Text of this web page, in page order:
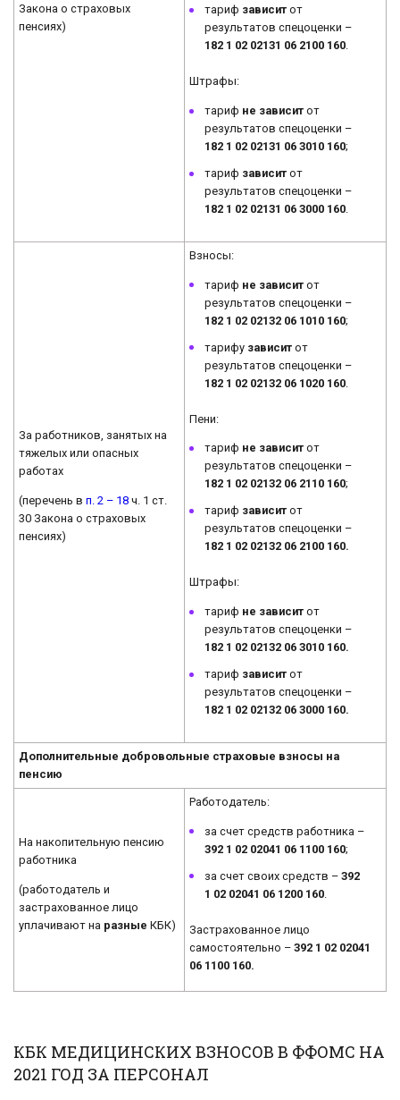
Закона о страховых
пенсиях)
тариф зависит от
результатов спецоценки –
182 1 02 02131 06 2100 160.
Штрафы:
тариф не зависит от
результатов спецоценки –
182 1 02 02131 06 3010 160;
тариф зависит от
результатов спецоценки –
182 1 02 02131 06 3000 160.
За работников, занятых на
тяжелых или опасных
работах
(перечень вп. 2 – 18 ч. 1 ст.
30 Закона о страховых
пенсиях)
Взносы:
тариф не зависит от
результатов спецоценки –
182 1 02 02132 06 1010 160;
тарифу зависит от
результатов спецоценки –
182 1 02 02132 06 1020 160
Пени:
тариф не зависит от
результатов спецоценки –
182 1 02 02132 06 2110 160;
тариф зависит от
результатов спецоценки –
182 1 02 02132 06 2100 160.
Штрафы:
тариф не зависит от
результатов спецоценки –
182 1 02 02132 06 3010 160.
тариф зависит от
результатов спецоценки –
182 1 02 02132 06 3000 160.
Дополнительные добровольные страховые взносы на
пенсию
На накопительную пенсию
работника
(работодатель и
застрахованное лицо
уплачивают на разные КБК)
Работодатель:
за счет средств работника –
392 1 02 02041 06 1100 160;
за счет своих средств –392
1 02 02041 06 1200 160
Застрахованное лицо
самостоятельно –392 1 02 02041
06 1100 160.
КБК МЕДИЦИНСКИХ ВЗНОСОВ В ФФОМС НА
2021 ГОД ЗА ПЕРСОНАЛ